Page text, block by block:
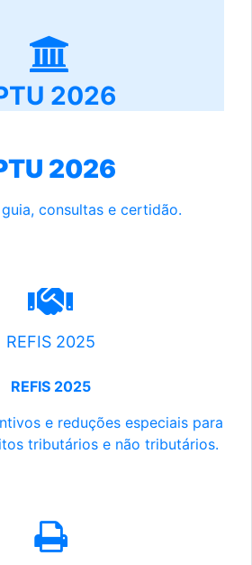
2026
2026
consultas e certidão.
REFIS 2025
REFIS 2025
e reduções especiais para
tributários e não tributários.